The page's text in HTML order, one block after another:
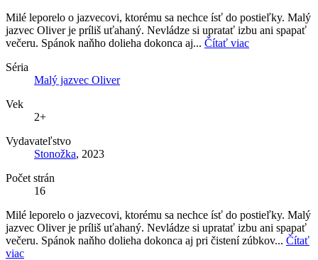
Milé leporelo o jazvecovi, ktorému sa nechce ísť do postieľky. Malý
jazvec Oliver je príliš uťahaný. Nevládze si upratať izbu ani spapať
večeru. Spánok naňho dolieha dokonca aj... Čítať viac
Séria
Malý jazvec Oliver
Vek
2+
Vydavateľstvo
Stonožka, 2023
Počet strán
16
Milé leporelo o jazvecovi, ktorému sa nechce ísť do postieľky. Malý
jazvec Oliver je príliš uťahaný. Nevládze si upratať izbu ani spapať
večeru. Spánok naňho dolieha dokonca aj pri čistení zúbkov... Čítať
viac